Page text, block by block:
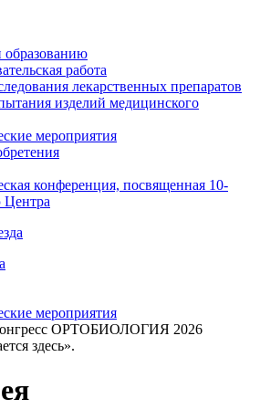
образованию
работа
лекарственных препаратов
изделий медицинского
мероприятия
конференция, посвященная 10-
мероприятия
ОРТОБИОЛОГИЯ 2026
здесь».